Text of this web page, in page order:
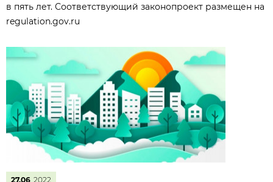
в пять лет. Соответствующий законопроект размещен на
regulation.gov.ru
27.06 2022